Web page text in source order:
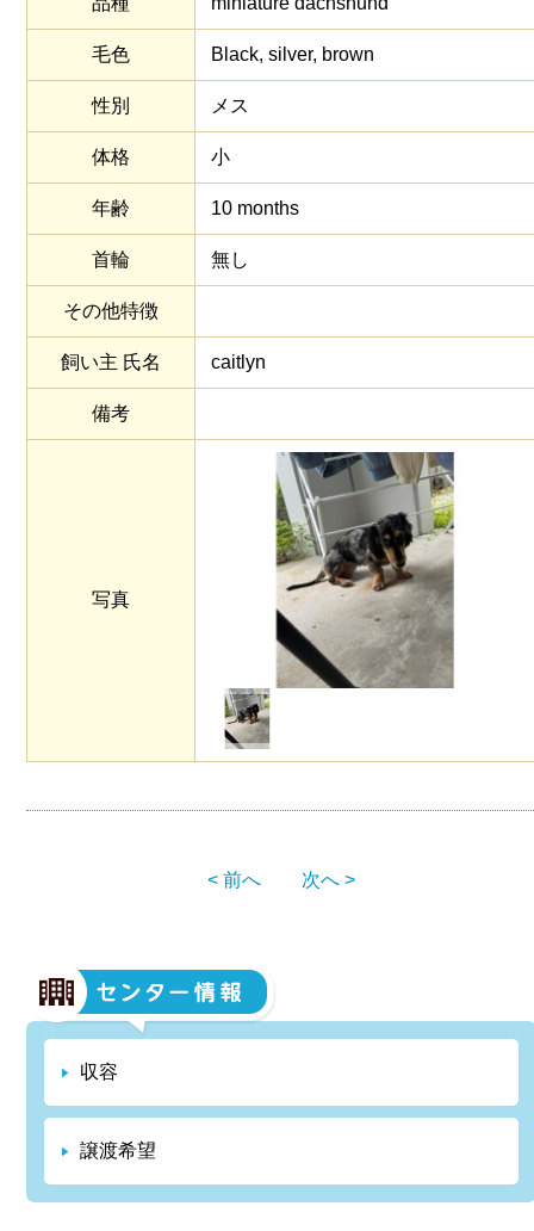
毛色 Black, silver, brown
性別 メス
体格 小
年齢 10 months
首輪 無し
その他特徴
飼い主 氏名 caitlyn
備考
写真
< 前へ 次へ >
収容
譲渡希望